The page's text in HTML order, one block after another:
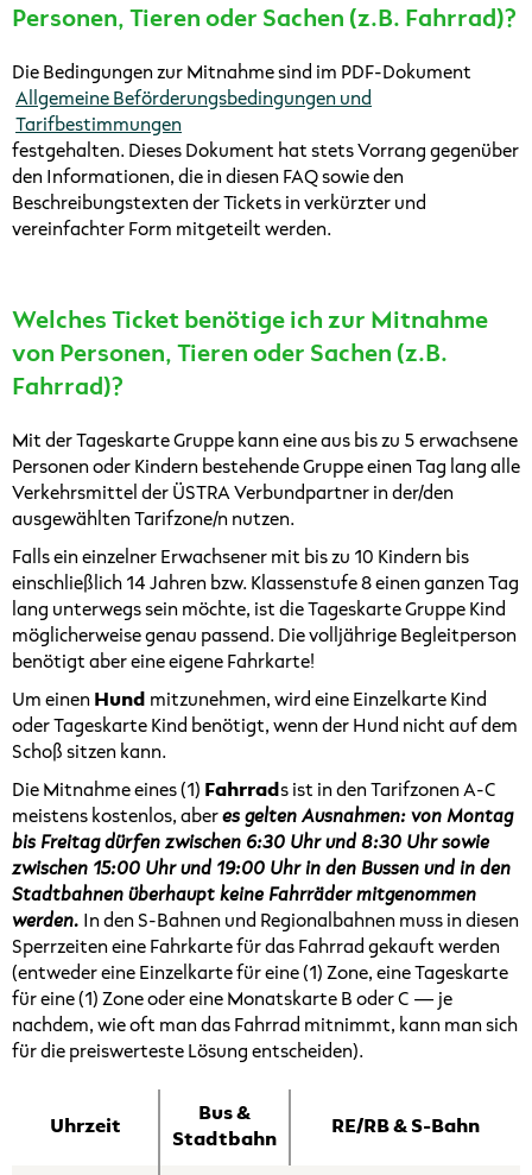
Personen, Tieren oder Sachen (z.B. Fahrrad)?
Die Bedingungen zur Mitnahme sind im PDF-Dokument
Allgemeine Beförderungsbedingungen und
Tarifbestimmungen
festgehalten. Dieses Dokument hat stets Vorrang gegenüber
den Informationen, die in diesen FAQ sowie den
Beschreibungstexten der Tickets in verkürzter und
vereinfachter Form mitgeteilt werden.
Welches Ticket benötige ich zur Mitnahme
von Personen, Tieren oder Sachen (z.B.
Fahrrad)?
Mit der Tageskarte Gruppe kann eine aus bis zu 5 erwachsene
Personen oder Kindern bestehende Gruppe einen Tag lang alle
Verkehrsmittel der ÜSTRA Verbundpartner in der/den
ausgewählten Tarifzone/n nutzen.
Falls ein einzelner Erwachsener mit bis zu 10 Kindern bis
einschließlich 14 Jahren bzw. Klassenstufe 8 einen ganzen Tag
lang unterwegs sein möchte, ist die Tageskarte Gruppe Kind
möglicherweise genau passend. Die volljährige Begleitperson
benötigt aber eine eigene Fahrkarte!
Um einen Hund mitzunehmen, wird eine Einzelkarte Kind
oder Tageskarte Kind benötigt, wenn der Hund nicht auf dem
Schoß sitzen kann.
Die Mitnahme eines (1) Fahrrad s ist in den Tarifzonen A-C
meistens kostenlos, aberes gelten Ausnahmen: von Montag
bis Freitag dürfen zwischen 6:30 Uhr und 8:30 Uhr sowie
zwischen 15:00 Uhr und 19:00 Uhr in den Bussen und in den
Stadtbahnen überhaupt keine Fahrräder mitgenommen
werden. In den S-Bahnen und Regionalbahnen muss in diesen
Sperrzeiten eine Fahrkarte für das Fahrrad gekauft werden
(entweder eine Einzelkarte für eine (1) Zone, eine Tageskarte
für eine (1) Zone oder eine Monatskarte B oder C — je
nachdem, wie oft man das Fahrrad mitnimmt, kann man sich
für die preiswerteste Lösung entscheiden).
Uhrzeit
Bus &
Stadtbahn
RE/RB & S-Bahn